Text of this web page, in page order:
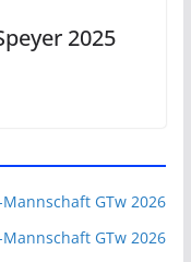
2025
GTw 2026
GTw 2026